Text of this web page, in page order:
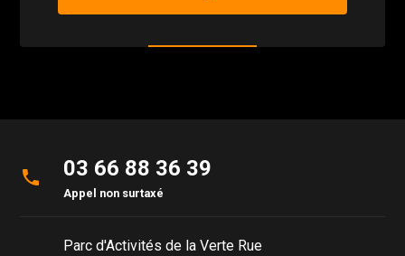
phone 03 66 88 36 39
Appel non surtaxé
Parc d'Activités de la Verte Rue